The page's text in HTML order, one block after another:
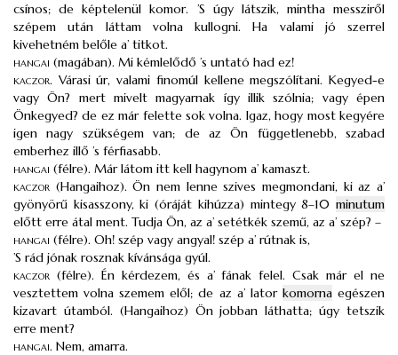
csínos; de képtelenül komor. ’S úgy látszik, mintha messziről
szépem után láttam volna kullogni. Ha valami jó szerrel
kivehetném belőle a’ titkot.
hangai (magában). Mi kémlelődő ’s untató had ez!
kaczor. Várasi úr, valami finomúl kellene megszólítani. Kegyed-e
vagy Ön? mert mivelt magyarnak így illik szólnia; vagy épen
Önkegyed? de ez már felette sok volna. Igaz, hogy most kegyére
igen nagy szükségem van; de az Ön függetlenebb, szabad
emberhez illő ’s férfiasabb.
hangai (félre). Már látom itt kell hagynom a’ kamaszt.
kaczor (Hangaihoz). Ön nem lenne szives megmondani, ki az a’
gyönyörű kisasszony, ki (óráját kihúzza) mintegy 8–10 minutum
előtt erre átal ment. Tudja Ön, az a’ setétkék szemű, az a’ szép? –
hangai (félre). Oh! szép vagy angyal! szép a’ rútnak is,
’S rád jónak rosznak kívánsága gyúl.
kaczor (félre). Én kérdezem, és a’ fának felel. Csak már el ne
vesztettem volna szemem elől; de az a’ lator komornaegészen
kizavart útamból. (Hangaihoz) Ön jobban láthatta; úgy tetszik
erre ment?
hangai. Nem, amarra.